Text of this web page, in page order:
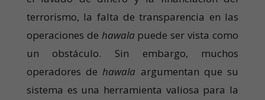
terrorismo, la falta de transparencia en las
operaciones de hawala puede ser vista como
un obstáculo. Sin embargo, muchos
operadores dehawala argumentan que su
sistema es una herramienta valiosa para la